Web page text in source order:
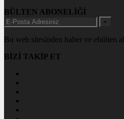
BÜLTEN ABONELİĞİ
+
Bu web sitesinden haber ve ebülten
BİZİ TAKİP ET